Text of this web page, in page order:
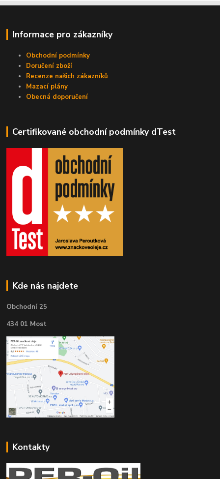
Informace pro zákazníky
Obchodní podmínky
Doručení zboží
Recenze našich zákazníků
Mazací plány
Obecná doporučení
Certifikované obchodní podmínky dTest
Kde nás najdete
Obchodní 25
434 01 Most
Kontakty